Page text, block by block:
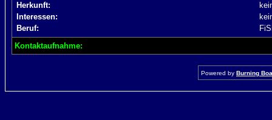
Herkunft:
Interessen:
Beruf:
Kontaktaufnahme:
Powered by Burning